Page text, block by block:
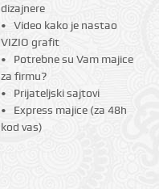
dizajnere
Video kako je nastao
VIZIO grafit
Potrebne su Vam majice
za firmu?
Prijateljski sajtovi
Express majice (za 48h
kod vas)